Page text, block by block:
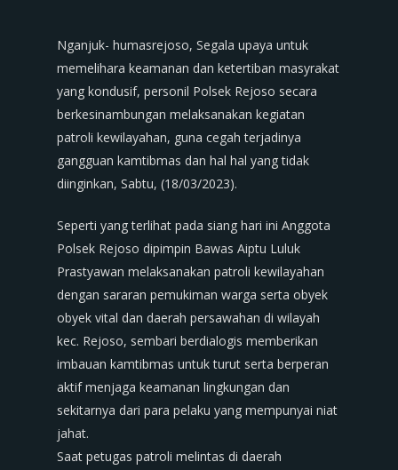
Nganjuk- humasrejoso, Segala upaya untuk
memelihara keamanan dan ketertiban masyrakat
yang kondusif, personil Polsek Rejoso secara
berkesinambungan melaksanakan kegiatan
patroli kewilayahan, guna cegah terjadinya
gangguan kamtibmas dan hal hal yang tidak
diinginkan, Sabtu, (18/03/2023).
Seperti yang terlihat pada siang hari ini Anggota
Polsek Rejoso dipimpin Bawas Aiptu Luluk
Prastyawan melaksanakan patroli kewilayahan
dengan sararan pemukiman warga serta obyek
obyek vital dan daerah persawahan di wilayah
kec. Rejoso, sembari berdialogis memberikan
imbauan kamtibmas untuk turut serta berperan
aktif menjaga keamanan lingkungan dan
sekitarnya dari para pelaku yang mempunyai niat
jahat.
Saat petugas patroli melintas di daerah